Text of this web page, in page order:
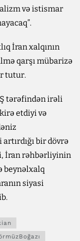
və istismar
İran xalqının
qarşı mübarizə
tutur.
tərəfindən irəli
etdiyi və
bir dövrə
İran rəhbərliyinin
beynəlxalq
siyasi